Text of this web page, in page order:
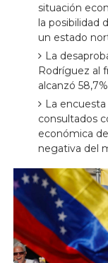
situación
la posibilidad
un estado
La
Rodríguez al
alcanzó
La
consultados
económica
negativa del